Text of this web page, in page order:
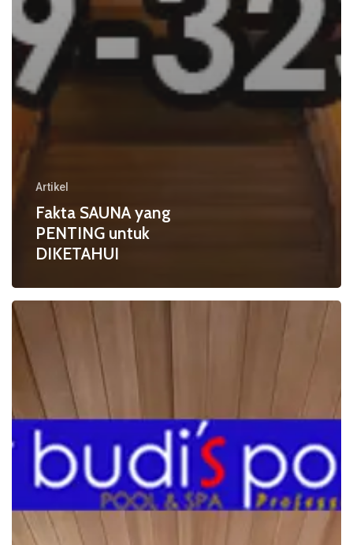
Artikel
Fakta SAUNA yang
PENTING untuk
DIKETAHUI
Cara
SAUNA
Tingkatkan
FUNGSI
SISTEM
KEKEBALAN
TUBUH